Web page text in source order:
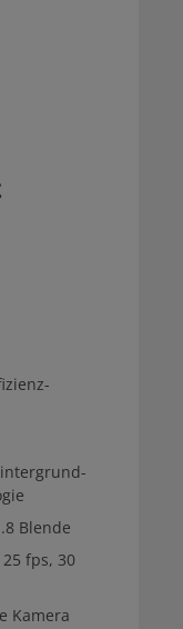
Blende
fps, 30
Kamera